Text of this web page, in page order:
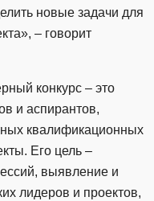
новые задачи для
– говорит
конкурс – это
и аспирантов,
квалификационных
Его цель –
выявление и
лидеров и проектов,